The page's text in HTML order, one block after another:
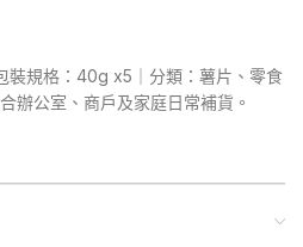
規格：40g x5｜分類：薯片、零食
辦公室、商戶及家庭日常補貨。